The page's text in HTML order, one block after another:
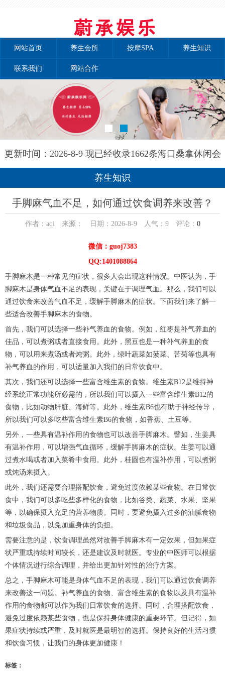
网站首页 养生会所 按摩SPA 养生知识
联系我们 网站合作
更新时间：2026-8-9 现已经收录1662条海口桑拿休闲会
所-海口晚晴养生网信息
养生知识
手脚麻气血不足，如何通过饮食调养来改善？
作者：aqi 来源： 日期：2026-8-9 人气： 9评论： 0
微信：guoj7383
QQ:1401088864
手脚麻木是一种常见的症状，很多人会出现这种情况。中医认为，手
脚麻木是身体气血不足的表现，关键在于调理气血。那么，我们可以
通过饮食来改善气血不足，缓解手脚麻木的症状。下面我们来了解一
些适合改善手脚麻木的食物。
首先，我们可以选择一些补气养血的食物。例如，红枣是补气养血的
佳品，可以煮粥或者直接食用。此外，黑豆也是一种补气养血的食
物，可以用来煮汤或者炖粥。此外，绿叶蔬菜如菠菜、苦菊等也具有
补气养血的作用，可以适量加入我们的日常饮食中。
其次，我们还可以选择一些富含维生素的食物。维生素B12是维持神
经系统正常功能所必需的，所以我们可以摄入一些富含维生素B12的
食物，比如动物肝脏、海鲜等。此外，维生素B6也有助于神经传导，
所以我们可以多吃些富含维生素B6的食物，如香蕉、土豆等。
另外，一些具有温补作用的食物也可以改善手脚麻木。譬如，生姜具
有温补作用，可以增强气血循环，缓解手脚麻木的症状。生姜可以通
过煮水喝或者加入菜肴中食用。此外，桂圆也有温补作用，可以煮粥
或炖汤来摄入。
此外，我们还需要合理搭配饮食，避免过度依赖某些食物。在日常饮
食中，我们可以多吃些多样化的食物，比如谷类、蔬菜、水果、坚果
等，以确保摄入充足的营养物质。同时，要避免摄入过多的油腻食物
和垃圾食品，以免加重身体的负担。
需要注意的是，饮食调理虽然对改善手脚麻木有一定效果，但如果症
状严重或持续时间较长，还是建议及时就医。专业的中医师可以根据
个体情况进行综合调理，并给出更加针对性的治疗方案。
总之，手脚麻木可能是身体气血不足的表现，我们可以通过饮食调养
来改善这一问题。补气养血的食物、富含维生素的食物以及具有温补
作用的食物都可以作为我们日常饮食的选择。同时，合理搭配饮食，
避免过度依赖某些食物，也是保持身体健康的重要环节。但记得，如
果症状持续或严重，及时就医是最明智的选择。保持良好的生活习惯
和饮食习惯，让我们的身体更加健康！
标签：